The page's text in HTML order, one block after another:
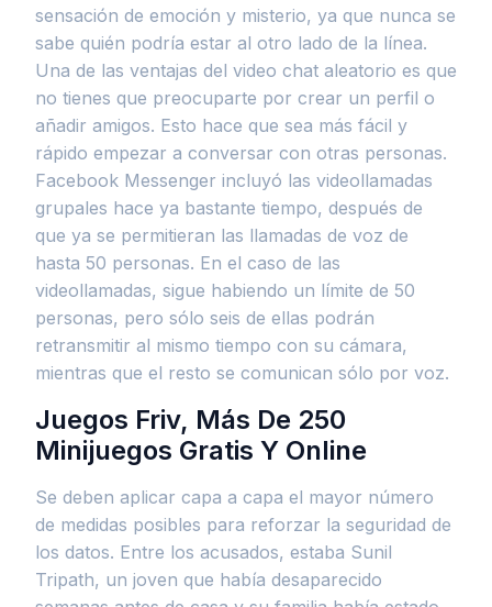
sensación de emoción y misterio, ya que nunca se
sabe quién podría estar al otro lado de la línea.
Una de las ventajas del video chat aleatorio es que
no tienes que preocuparte por crear un perfil o
añadir amigos. Esto hace que sea más fácil y
rápido empezar a conversar con otras personas.
Facebook Messenger incluyó las videollamadas
grupales hace ya bastante tiempo, después de
que ya se permitieran las llamadas de voz de
hasta 50 personas. En el caso de las
videollamadas, sigue habiendo un límite de 50
personas, pero sólo seis de ellas podrán
retransmitir al mismo tiempo con su cámara,
mientras que el resto se comunican sólo por voz.
Juegos Friv, Más De 250
Minijuegos Gratis Y Online
Se deben aplicar capa a capa el mayor número
de medidas posibles para reforzar la seguridad de
los datos. Entre los acusados, estaba Sunil
Tripath, un joven que había desaparecido